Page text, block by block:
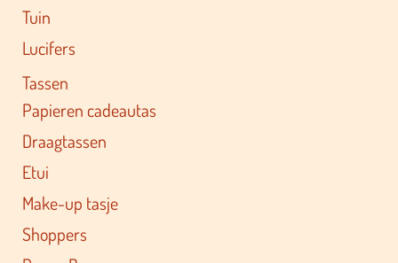
Tuin
Lucifers
Tassen
Papieren cadeautas
Draagtassen
Etui
Make-up tasje
Shoppers